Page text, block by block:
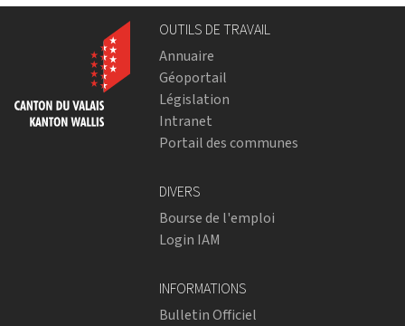
OUTILS DE TRAVAIL
Annuaire
Géoportail
Législation
Intranet
Portail des communes
DIVERS
Bourse de l'emploi
Login IAM
INFORMATIONS
Bulletin Officiel